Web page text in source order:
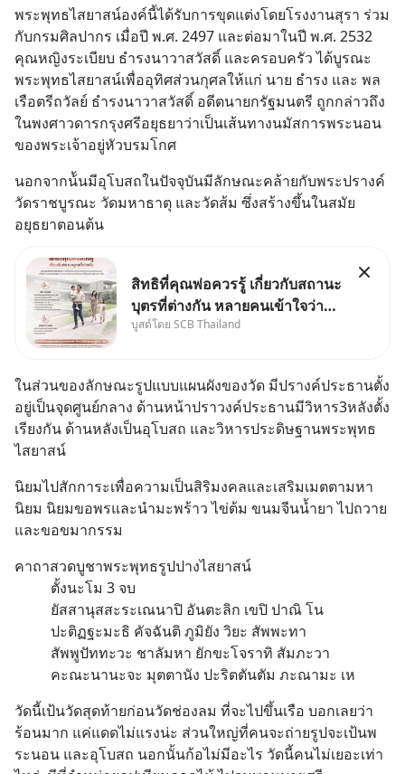
พระพุทธไสยาสน์องค์นี้ได้รับการขุดแต่งโดยโรงงานสุรา ร่วม
กับกรมศิลปากร เมื่อปี พ.ศ. 2497 และต่อมาในปี พ.ศ. 2532
คุณหญิงระเบียบ ธำรงนาวาสวัสดิ์ และครอบครัว ได้บูรณะ
พระพุทธไสยาสน์เพื่ออุทิศส่วนกุศลให้แก่ นาย ธำรง และ พล
เรือตรีถวัลย์ ธำรงนาวาสวัสดิ์ อดีตนายกรัฐมนตรี ถูกกล่าวถึง
ในพงศาวดารกรุงศรีอยุธยาว่าเป็นเส้นทางนมัสการพระนอน
ของพระเจ้าอยู่หัวบรมโกศ
นอกจากน้้นมีอุโบสถในปัจจุบันมีลักษณะคล้ายกับพระปรางค์
วัดราชบูรณะ วัดมหาธาตุ และวัดส้ม ซึ่งสร้างขึ้นในสมัย
อยุธยาตอนต้น
สิทธิที่คุณพ่อควรรู้ เกี่ยวกับสถานะ
บุตรที่ต่างกัน หลายคนเข้าใจว่า
"เมื่อเป็นลูกของพ่อและแม่ ก็ย่อม
กฎหมายไทยไม่ได้กำหนดไว้แบบ
นั้น
บูสต์โดย SCB Thailand
ในส่วนของลักษณะรูปแบบแผนผังของวัด มีปรางค์ประธานตั้ง
อยู่เป็นจุดศูนย์กลาง ด้านหน้าปราวงค์ประธานมีวิหาร3หลังตั้ง
เรียงกัน ด้านหลังเป็นอุโบสถ และวิหารประดิษฐานพระพุทธ
ไสยาสน์
นิยมไปสักการะเพื่อความเป็นสิริมงคลและเสริมเมตตามหา
นิยม นิยมขอพรและนำมะพร้าว​ ไข่ต้ม​ ขนมจีนน้ำยา​ ไปถวาย
และขอขมากรรม
คาถาสวดบูชาพระพุทธรูปปางไสยาสน์
          ตั้งนะโม 3 จบ
          ยัสสานุสสะระเณนาปิ อันตะลิก เขปิ ปาณิ โน
          ปะติฏฐะมะธิ คัจฉันติ ภูมิยัง วิยะ สัพพะทา
          สัพพูปัททะวะ ชาลัมหา ยักขะโจราทิ สัมภะวา
          คะณะนานะจะ มุตตานัง ปะริตตันตัม ภะณามะ เห
วัดนี้เป้นวัดสุดท้ายก่อนวัดช่องลม ที่จะไปขึ้นเรือ บอกเลยว่า
ร้อนมาก แค่แดดไม่แรงน่ะ ส่วนใหญ่ที่คนจะถ่ายรูปจะเป้นพ
ระนอน และอุโบสถ นอกนั้นก้อไม่มีอะไร วัดนี้คนไม่เยอะเท่า